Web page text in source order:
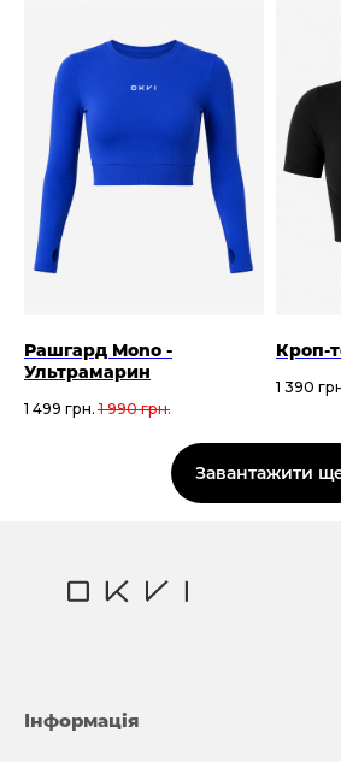
Рашгард Mono -
Ультрамарин
1 499 грн. 1 990 грн.
Кроп-
1 390
Завантажити
Інформація